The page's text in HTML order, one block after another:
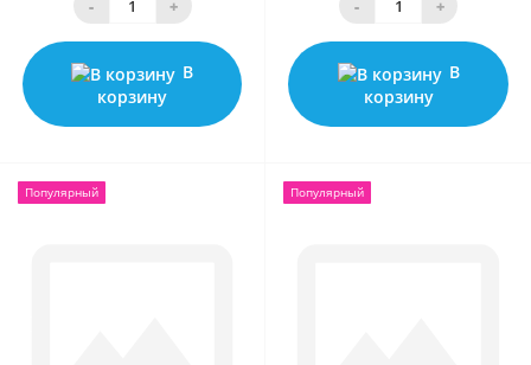
- +
В
корзину
- +
В
корзину
Популярный Популярный